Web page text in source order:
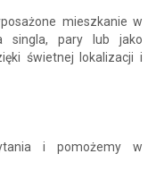
mieszkanie w
singla, pary lub jako
świetnej lokalizacji i
i pomożemy w